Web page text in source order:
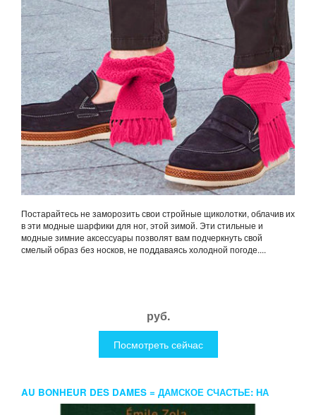
Постарайтесь не заморозить свои стройные щиколотки, облачив их
в эти модные шарфики для ног, этой зимой. Эти стильные и
модные зимние аксессуары позволят вам подчеркнуть свой
смелый образ без носков, не поддаваясь холодной погоде....
руб.
Посмотреть сейчас
AU BONHEUR DES DAMES = ДАМСКОЕ СЧАСТЬЕ: НА
ФРАНЦ.ЯЗ. ZOLA E.